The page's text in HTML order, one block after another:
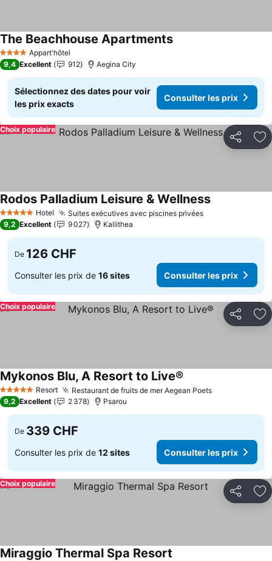
4 Étoiles Appart'hôtel
The Beachhouse ApartmentsConsulter les prix
9,4 Excellent 912 Aegina City
Sélectionnez des dates pour voir
les prix exacts
Consulter les prix
Partager
Choix populaire
5 Étoiles Hotel Suites exécutives avec piscines privéesConsulter les
Rodos Palladium Leisure & WellnessConsulter
9,2 Excellent 9 027 Kallithea
De 126 CHF
Consulter les prix de 16 sites Consulter les prix
Partager
Choix populaire
5 Étoiles Resort Restaurant de fruits de mer Aegean PoetsConsulter
Mykonos Blu, A Resort to Live®
9,2 Excellent 2 378 Psarou
De 339 CHF
Consulter les prix de 12 sites Consulter les prix
Partager
Choix populaire
Miraggio Thermal Spa Resort